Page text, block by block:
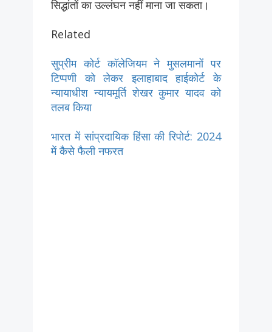
सिद्धांतों का उल्लंघन नहीं माना जा सकता।
Related
सुप्रीम कोर्ट कॉलेजियम ने मुसलमानों पर
टिप्पणी को लेकर इलाहाबाद हाईकोर्ट के
न्यायाधीश न्यायमूर्ति शेखर कुमार यादव को
तलब किया
भारत में सांप्रदायिक हिंसा की रिपोर्ट: 2024
में कैसे फैली नफरत